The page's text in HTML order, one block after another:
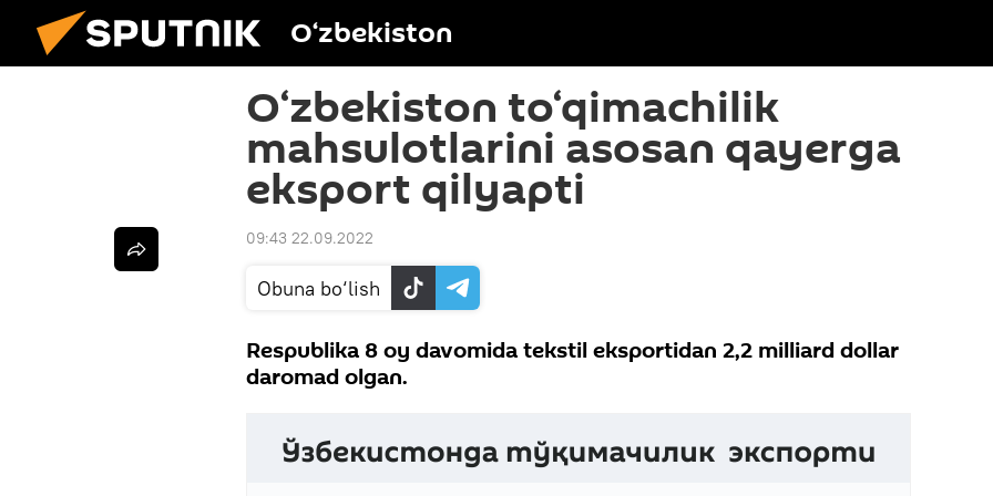
O‘zbekiston
O‘zbekiston to‘qimachilik
mahsulotlarini asosan qayerga
eksport qilyapti
09:43 22.09.2022
Obuna bo‘lish
Respublika 8 oy davomida tekstil eksportidan 2,2 milliard dollar
daromad olgan.